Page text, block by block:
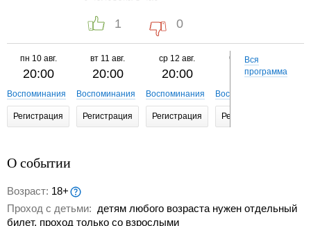
1 0
пн 10 авг.
20:00
Воспоминания
Регистрация
вт 11 авг.
20:00
Воспоминания
Регистрация
ср 12 авг.
20:00
Воспоминания
Регистрация
чт 13 авг.
20:00
Воспоминания
Регистрация
Вся
программа
О событии
Возраст: 18+
Проход с детьми: детям любого возраста нужен отдельный
билет, проход только со взрослыми